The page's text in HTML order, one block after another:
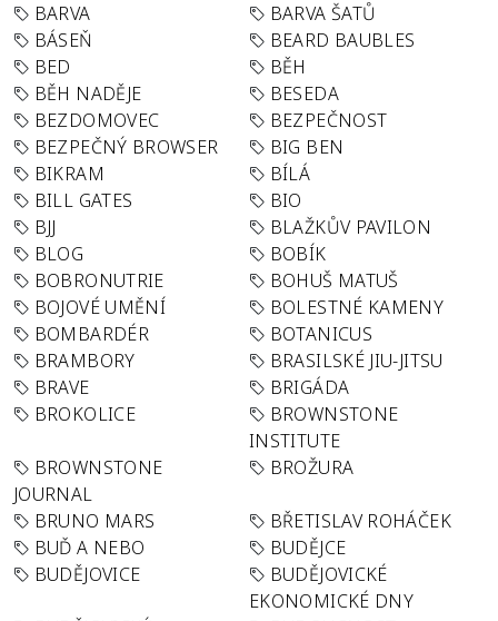
BARVA
BARVA ŠATŮ
BÁSEŇ
BEARD BAUBLES
BED
BĚH
BĚH NADĚJE
BESEDA
BEZDOMOVEC
BEZPEČNOST
BEZPEČNÝ BROWSER
BIG BEN
BIKRAM
BÍLÁ
BILL GATES
BIO
BJJ
BLAŽKŮV PAVILON
BLOG
BOBÍK
BOBRONUTRIE
BOHUŠ MATUŠ
BOJOVÉ UMĚNÍ
BOLESTNÉ KAMENY
BOMBARDÉR
BOTANICUS
BRAMBORY
BRASILSKÉ JIU-JITSU
BRAVE
BRIGÁDA
BROKOLICE
BROWNSTONE
INSTITUTE
BROWNSTONE
JOURNAL
BROŽURA
BRUNO MARS
BŘETISLAV ROHÁČEK
BUĎ A NEBO
BUDĚJCE
BUDĚJOVICE
BUDĚJOVICKÉ
EKONOMICKÉ DNY